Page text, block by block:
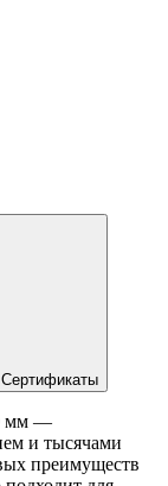
Сертификаты
мм —
и тысячами
преимуществ